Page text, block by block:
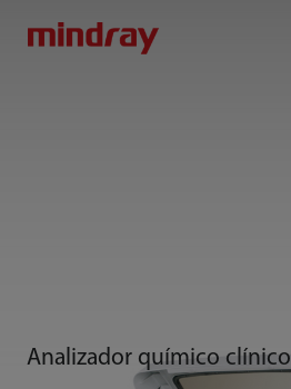
Analizador químico clínico